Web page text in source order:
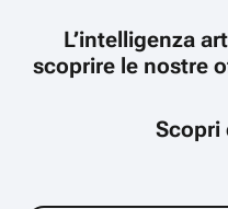
L’intelligenza
scoprire le nostre
Scopri